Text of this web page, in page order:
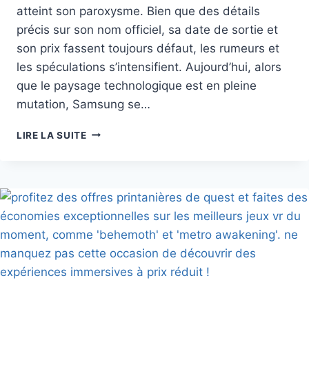
atteint son paroxysme. Bien que des détails
précis sur son nom officiel, sa date de sortie et
son prix fassent toujours défaut, les rumeurs et
les spéculations s’intensifient. Aujourd’hui, alors
que le paysage technologique est en pleine
mutation, Samsung se…
LIRE LA SUITELE
‘PROJECT
MOOHAN’
SERA
LANCÉ
LA